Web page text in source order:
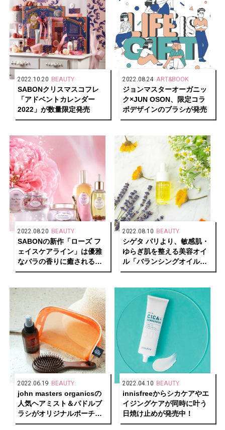
2022.10.20 BEAUTY
SABONクリスマスコフレ
「アドベントカレンダー
2022」が数量限定発売
2022.08.24 ART&BOOK
ジョンマスターオーガニッ
ク×JUN OSON、限定コラ
ボデザインのブラシが発売
2022.08.20 BEAUTY
SABONの新作「ローズ フ
ェイスケアライン」は優雅
なバラの香りに癒されるラ
グジュアリーなスキンケア
2022.08.10 BEAUTY
シゲタ パリより、敏感肌・
ゆらぎ肌を整える美容オイ
ル「バランシングオイルセ
ラム」が発売
2022.06.19 BEAUTY
john masters organicsの
人気ヘアミスト＆パドルブ
ラシがオリジナルポーチの
キットで7/7限定発売！
2022.04.10 BEAUTY
innisfreeからシカケアやエ
イジングケアが同時に叶う
日焼け止めが発売中！